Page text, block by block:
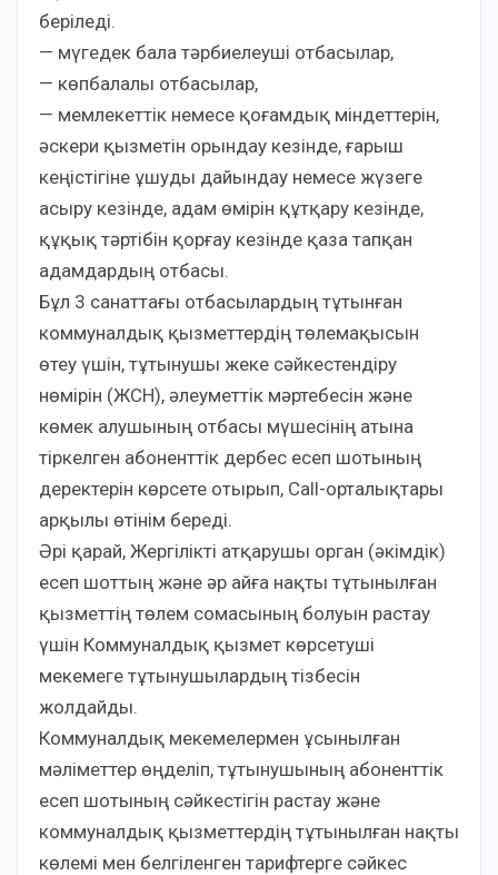
беріледі.
— мүгедек бала тәрбиелеуші отбасылар,
— көпбалалы отбасылар,
— мемлекеттік немесе қоғамдық міндеттерін,
әскери қызметін орындау кезінде, ғарыш
кеңістігіне ұшуды дайындау немесе жүзеге
асыру кезінде, адам өмірін құтқару кезінде,
құқық тәртібін қорғау кезінде қаза тапқан
адамдардың отбасы.
Бұл 3 санаттағы отбасылардың тұтынған
коммуналдық қызметтердің төлемақысын
өтеу үшін, тұтынушы жеке сәйкестендіру
нөмірін (ЖСН), әлеуметтік мәртебесін және
көмек алушының отбасы мүшесінің атына
тіркелген абоненттік дербес есеп шотының
деректерін көрсете отырып, Сall-орталықтары
арқылы өтінім береді.
Әрі қарай, Жергілікті атқарушы орган (әкімдік)
есеп шоттың және әр айға нақты тұтынылған
қызметтің төлем сомасының болуын растау
үшін Коммуналдық қызмет көрсетуші
мекемеге тұтынушылардың тізбесін
жолдайды.
Коммуналдық мекемелермен ұсынылған
мәліметтер өңделіп, тұтынушының абоненттік
есеп шотының сәйкестігін растау және
коммуналдық қызметтердің тұтынылған нақты
көлемі мен белгіленген тарифтерге сәйкес